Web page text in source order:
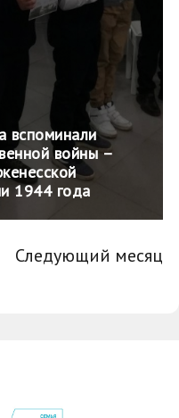
вспоминали
войны –
1944 года
Следующий месяц